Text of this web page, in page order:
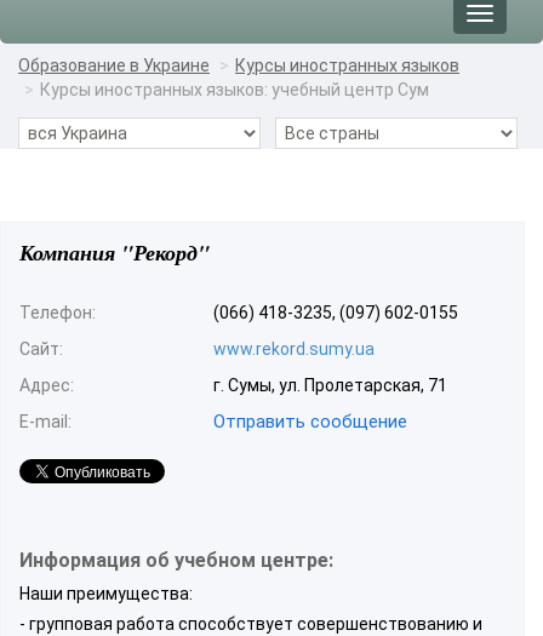
Toggle
Образование в Украине
Курсы иностранных языков
Курсы иностранных языков: учебный центр Сум
Компания "Рекорд"
Телефон:
(066) 418-3235, (097) 602-0155
Сайт:
www.rekord.sumy.ua
Адрес:
г. Сумы, ул. Пролетарская, 71
E-mail:
Отправить сообщение
Информация об учебном центре:
Наши преимущества:
- групповая работа способствует совершенствованию и